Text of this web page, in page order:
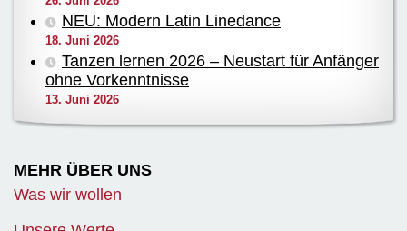
NEU: Modern Latin Linedance
18. Juni 2026
Tanzen lernen 2026 – Neustart für Anfänger
ohne Vorkenntnisse
13. Juni 2026
MEHR ÜBER UNS
Was wir wollen